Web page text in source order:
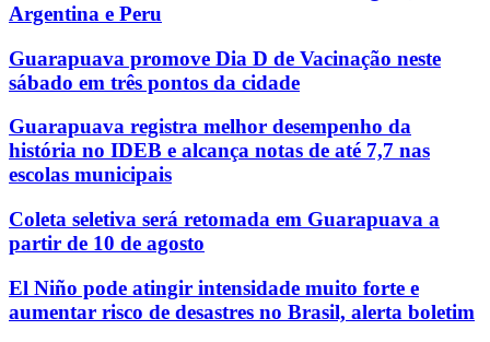
Argentina e Peru
Guarapuava promove Dia D de Vacinação neste
sábado em três pontos da cidade
Guarapuava registra melhor desempenho da
história no IDEB e alcança notas de até 7,7 nas
escolas municipais
Coleta seletiva será retomada em Guarapuava a
partir de 10 de agosto
El Niño pode atingir intensidade muito forte e
aumentar risco de desastres no Brasil, alerta boletim